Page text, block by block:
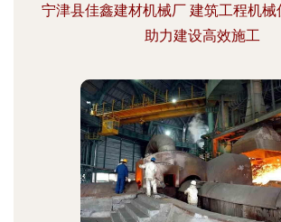
宁津县佳鑫建材机械厂 建筑工程机械
助力建设高效施工